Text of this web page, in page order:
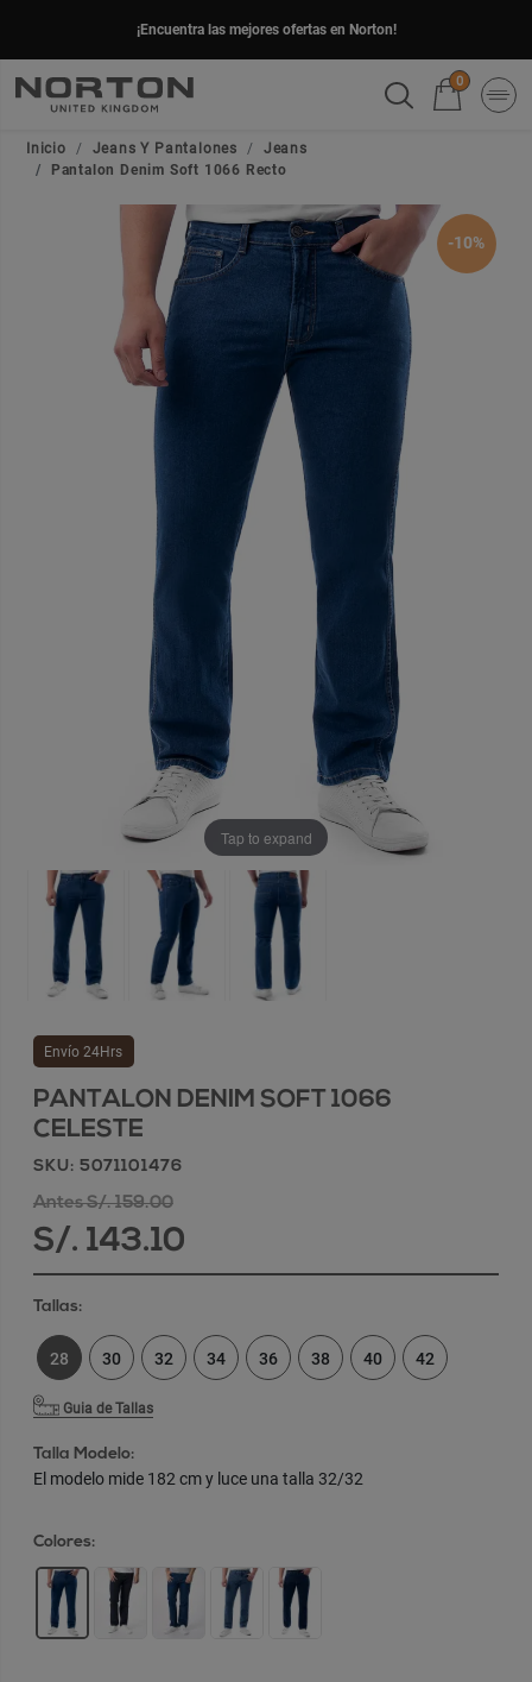
¡Encuentra las mejores ofertas en Norton!
0
Inicio Jeans Y Pantalones
Jeans
Pantalon Denim Soft 1066 Recto
-10%
Tap to expand
Envío 24Hrs
PANTALON DENIM SOFT 1066
CELESTE
SKU: 5071101476
Antes S/. 159.00
S/. 143.10
Tallas:
28 30 32 34 36 38 40 42
Guia de Tallas
Talla Modelo:
El modelo mide 182 cm y luce una talla 32/32
Colores: